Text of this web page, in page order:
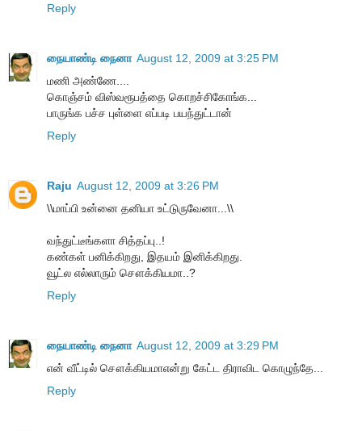
Reply
நையாண்டி நைனா August 12, 2009 at 3:25 PM
மணி அண்ணே....
கொஞ்சம் விஸ்வரூபத்தை கொறச்சிகோங்க...
பாருங்க பச்ச புள்ளை எப்படி பயந்துட்டான்
Reply
Raju August 12, 2009 at 3:26 PM
\\மாப்பி உன்னை தனியா உட்டுருவேனா...\\
வந்துட்டீங்களா சித்தப்பு..!
கண்கள் பனிக்கிறது, இதயம் இனிக்கிறது.
வூட்ல எல்லாரும் சௌக்கியமா..?
Reply
நையாண்டி நைனா August 12, 2009 at 3:29 PM
என் வீட்டில் சௌக்கியமாஎன்று கேட்ட திராவிட கொழுந்தே...
Reply